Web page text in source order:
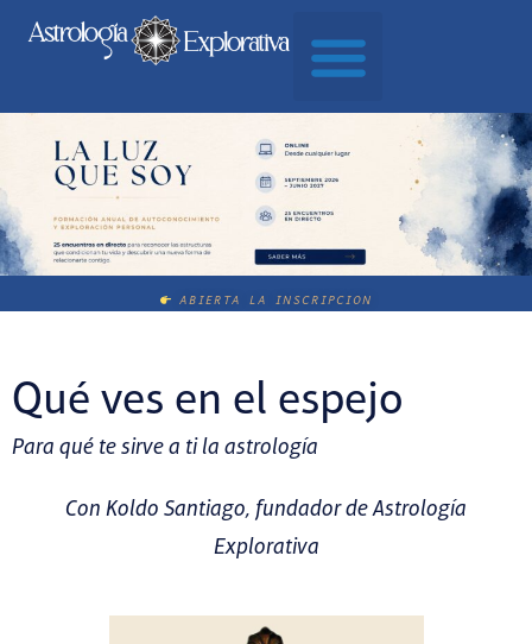
ABIERTA LA INSCRIPCION
Qué ves en el espejo
Para qué te sirve a ti la astrología
Con Koldo Santiago, fundador de Astrología
Explorativa